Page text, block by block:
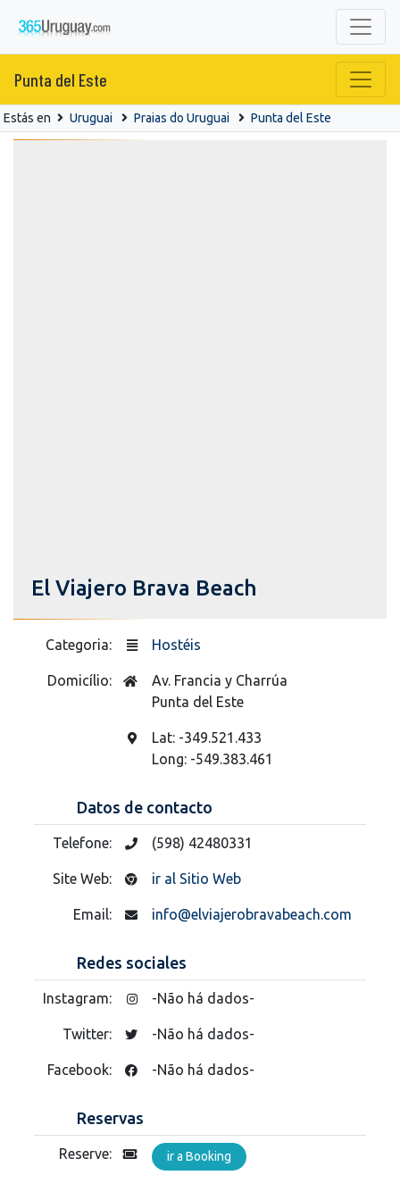
Punta del Este
Estás en Uruguai Praias do Uruguai Punta del Este
El Viajero Brava Beach
Categoria: Hostéis
Domicílio:
Av. Francia y Charrúa
Punta del Este
Lat: -349.521.433
Long: -549.383.461
Datos de contacto
Telefone: (598) 42480331
Site Web: ir al Sitio Web
Email: info@elviajerobravabeach.com
Redes sociales
Instagram: -Não há dados-
Twitter: -Não há dados-
Facebook: -Não há dados-
Reservas
Reserve: ir a Booking